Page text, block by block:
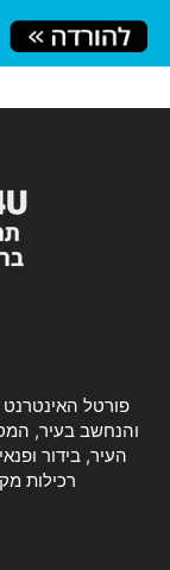
והנחשב בעיר,
העיר, בידור
רכילות